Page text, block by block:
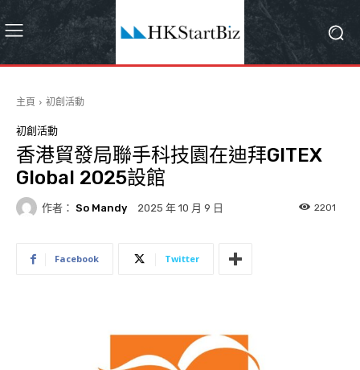
主頁 初創活動
初創活動
香港貿發局聯手科技園在迪拜GITEX
Global 2025設館
作者： So Mandy 2025 年 10 月 9 日 2201
Facebook Twitter